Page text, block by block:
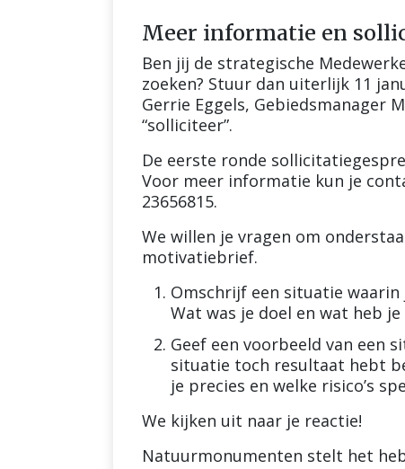
Meer informatie en
Ben jij de strategische
zoeken? Stuur dan uiterlijk 11
Gerrie Eggels, Gebiedsmanager
“solliciteer”.
De eerste ronde
Voor meer informatie kun je
23656815.
We willen je vragen om
motivatiebrief.
Omschrijf een situatie waarin
Wat was je doel en wat heb
Geef een voorbeeld van een
situatie toch resultaat hebt
je precies en welke risico’s
We kijken uit naar je reactie!
Natuurmonumenten stelt het